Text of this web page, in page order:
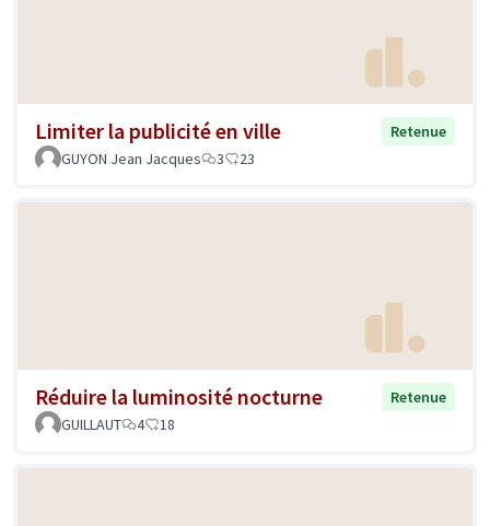
Limiter la publicité en ville
Retenue
GUYON Jean Jacques
3 23
Réduire la luminosité nocturne
Retenue
GUILLAUT
4 18